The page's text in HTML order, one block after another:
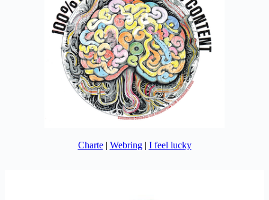
Charte| Webring| I feel lucky